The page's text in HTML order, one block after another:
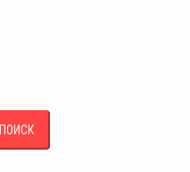
ПОИСК